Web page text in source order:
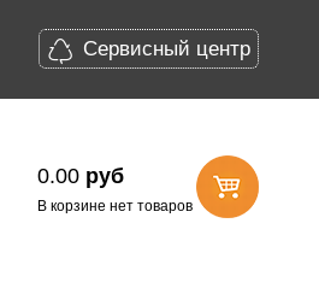
Сервисный центр
0.00 руб
В корзине нет товаров